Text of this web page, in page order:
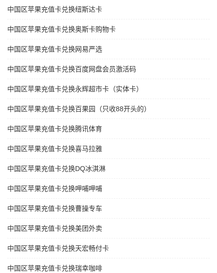
中国区苹果充值卡兑换纽斯达卡
中国区苹果充值卡兑换奥斯卡购物卡
中国区苹果充值卡兑换网易严选
中国区苹果充值卡兑换百度网盘会员激活码
中国区苹果充值卡兑换永辉超市卡（实体卡）
中国区苹果充值卡兑换百果园（只收88开头的）
中国区苹果充值卡兑换腾讯体育
中国区苹果充值卡兑换喜马拉雅
中国区苹果充值卡兑换DQ冰淇淋
中国区苹果充值卡兑换呷哺呷哺
中国区苹果充值卡兑换曹操专车
中国区苹果充值卡兑换美团外卖
中国区苹果充值卡兑换天宏畅付卡
中国区苹果充值卡兑换瑞幸咖啡